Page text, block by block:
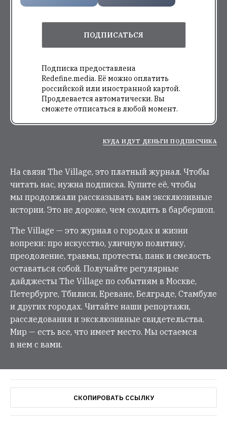
ПОДПИСАТЬСЯ
Подписка предоставлена
Redefine.media. Её можно оплатить
российской или иностранной картой.
Продлевается автоматически. Вы
сможете отписаться в любой момент.
КУДА ИДУТ ДЕНЬГИ ПОДПИСЧИКА
На связи The Village, это платный журнал. Чтобы
читать нас, нужна подписка. Купите её, чтобы
мы продолжали рассказывать вам эксклюзивные
истории. Это не дороже, чем сходить в барбершоп.
The Village — это журнал о городах и жизни
вопреки: про искусство, уличную политику,
преодоление, травмы, протесты, панк и смелость
оставаться собой. Получайте регулярные
дайджесты The Village по событиям в Москве,
Петербурге, Тбилиси, Ереване, Белграде, Стамбуле
и других городах. Читайте наши репортажи,
расследования и эксклюзивные свидетельства.
Мир — есть все, что имеет место. Мы остаемся
в нем с вами.
СКОПИРОВАТЬ ССЫЛКУ